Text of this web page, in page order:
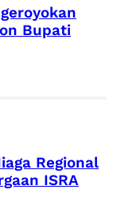
Bupati
Regional
ISRA